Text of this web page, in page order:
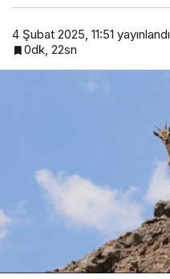
4 Şubat 2025, 11:51 yayınlandı
0dk, 22sn